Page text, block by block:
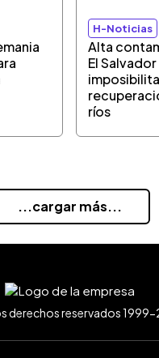
H-Noticias
Alta
El
ríos
...cargar más...
derechos reservados